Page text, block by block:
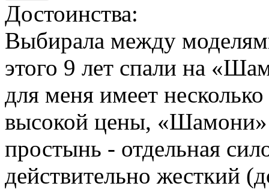
Достоинства:
Выбирала между
этого 9 лет спали на
для меня имеет
высокой цены,
простынь - отдельная
действительно жесткий